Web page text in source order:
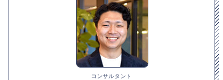
コンサルタント